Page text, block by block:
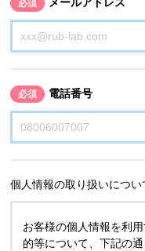
必須
必須 電話番号
個人情報の取り扱いについ
お客様の個人情報を利
的等について、下記の